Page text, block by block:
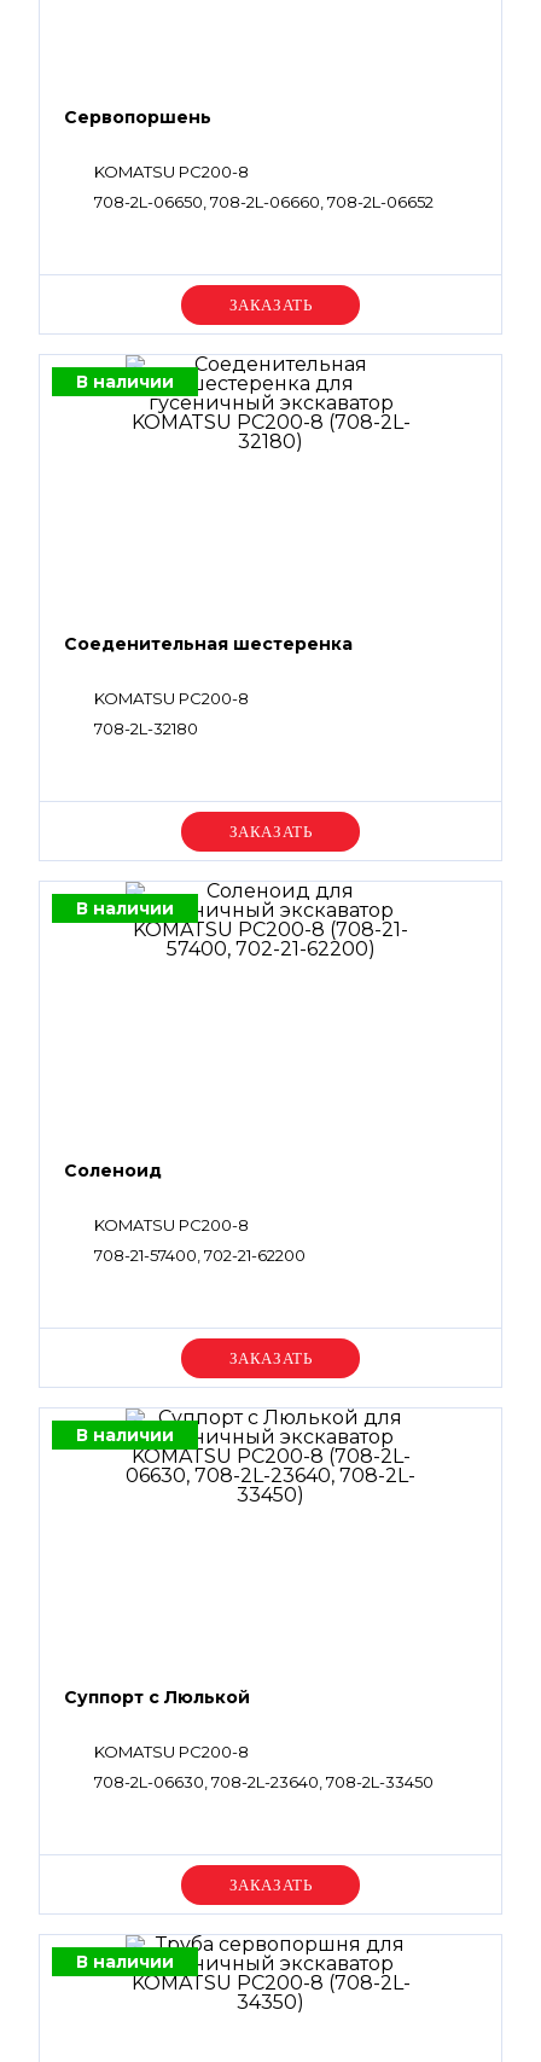
Сервопоршень
KOMATSU PC200-8
708-2L-06650, 708-2L-06660, 708-2L-06652
Уточняйте цену
В наличии
Соеденительная шестеренка
KOMATSU PC200-8
708-2L-32180
Уточняйте цену
В наличии
Соленоид
KOMATSU PC200-8
708-21-57400, 702-21-62200
Уточняйте цену
В наличии
Суппорт с Люлькой
KOMATSU PC200-8
708-2L-06630, 708-2L-23640, 708-2L-33450
Уточняйте цену
В наличии